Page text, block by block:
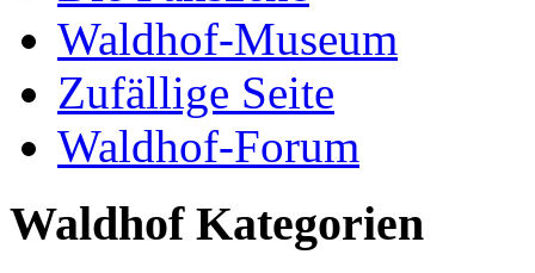
Waldhof-Museum
Zufällige Seite
Waldhof-Forum
Waldhof Kategorien